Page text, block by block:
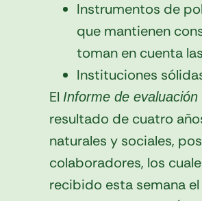
Instrumentos de
que mantienen
toman en cuenta
Instituciones
El Informe de
resultado de cuatro
naturales y sociales,
colaboradores, los
recibido esta semana